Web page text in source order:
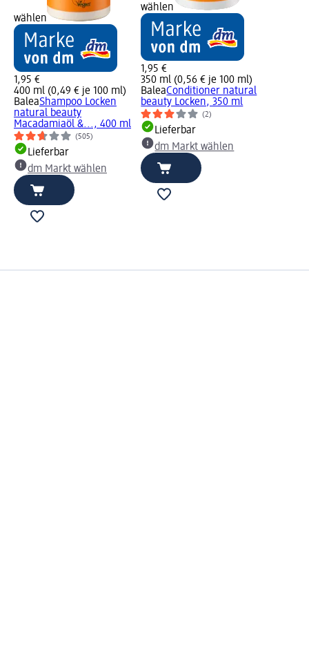
wählen
1,95 €
400 ml (0,49 € je 100 ml)
BaleaShampoo Locken
natural beauty
Macadamiaöl &..., 400 ml
(505)
Lieferbar
dm Markt wählen
wählen
1,95 €
350 ml (0,56 € je 100 ml)
BaleaConditioner natural
beauty Locken, 350 ml
(2)
Lieferbar
dm Markt wählen